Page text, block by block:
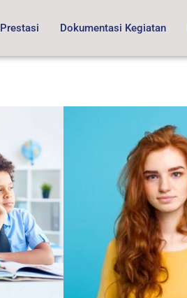
Prestasi Dokumentasi Kegiatan